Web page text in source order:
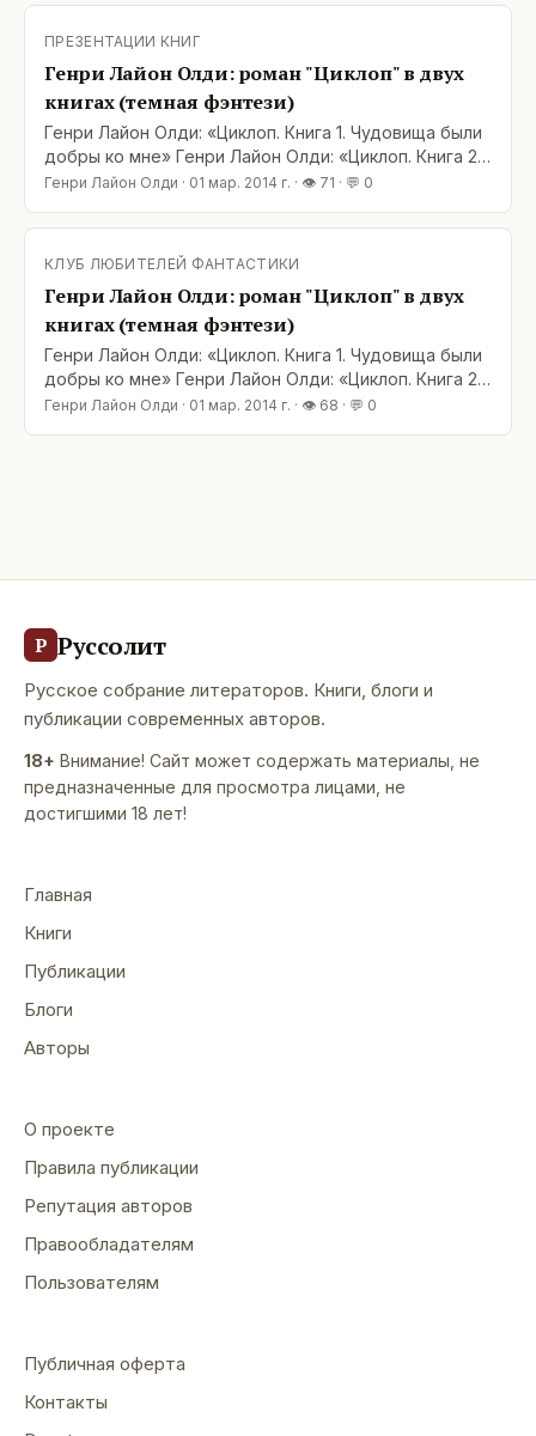
Вдова, сошлись трое: мальчик Краш, приемный сын
Вульм из Сегентарры. Двадцать лет спустя судьба
ПРЕЗЕНТАЦИИ КНИГ
Генри Лайон Олди: роман "Циклоп" в двух
книгах (темная фэнтези)
Генри Лайон Олди: «Циклоп. Книга 1. Чудовища были
добры ко мне» Генри Лайон Олди: «Циклоп. Книга 2.
Король камней» Однажды в подземельях
Вдова, сошлись трое: мальчик Краш, приемный сын
Вдовы, великий маг Симон Пламенный и авантюрист
Вульм из Сегентарры. Двадцать лет спустя судьба
Генри Лайон Олди · 01 мар. 2014 г. · 👁 71 · 💬 0
КЛУБ ЛЮБИТЕЛЕЙ ФАНТАСТИКИ
Генри Лайон Олди: роман "Циклоп" в двух
книгах (темная фэнтези)
Генри Лайон Олди: «Циклоп. Книга 1. Чудовища были
добры ко мне» Генри Лайон Олди: «Циклоп. Книга 2.
Король камней» Однажды в подземельях
Генри Лайон Олди · 01 мар. 2014 г. · 👁 68 · 💬 0
Р Руссолит
Русское собрание литераторов. Книги, блоги и
публикации современных авторов.
18+ Внимание! Сайт может содержать материалы, не
предназначенные для просмотра лицами, не
достигшими 18 лет!
Главная
Книги
Публикации
Блоги
Авторы
О проекте
Правила публикации
Репутация авторов
Правообладателям
Пользователям
Публичная оферта
Контакты